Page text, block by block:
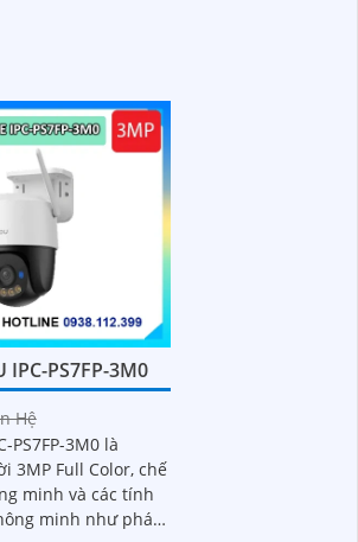
IPC-PS7FP-3M0
Hệ
PS7FP-3M0 là
3MP Full Color, chế
minh và các tính
minh như phát